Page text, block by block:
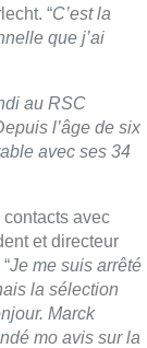
“C’est la
que j’ai
au RSC
l’âge de six
avec ses 34
avec
et directeur
Je me suis arrêté
la sélection
Marck
mo avis sur la